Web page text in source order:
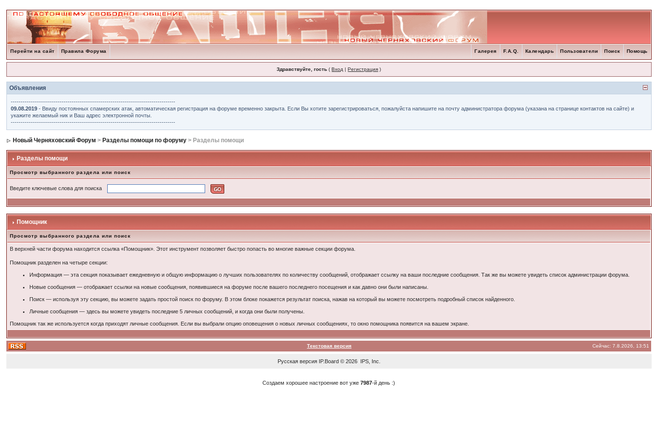
Перейти на сайт Правила Форума Помощь
Поиск
Пользователи
Календарь
F.A.Q.
Галерея
Здравствуйте, гость (Вход |Регистрация )
Объявления
------------------------------------------------------------------------------------
09.08.2019 - Ввиду постоянных спамерских атак, автоматическая регистрация на форуме временно закрыта. Если Вы хотите зарегистрироваться, пожалуйста напишите на почту администратора форума (указана на странице контактов на сайте) и
укажите желаемый ник и Ваш адрес электронной почты.
------------------------------------------------------------------------------------
Новый Черняховский Форум > Разделы помощи по форуму > Разделы помощи
Разделы помощи
Просмотр выбранного раздела или поиск
Введите ключевые слова для поиска
Помощник
Просмотр выбранного раздела или поиск
В верхней части форума находится ссылка «Помощник». Этот инструмент позволяет быстро попасть во многие важные секции форума.
Помощник разделен на четыре секции:
Информация — эта секция показывает ежедневную и общую информацию о лучших пользователях по количеству сообщений, отображает ссылку на ваши последние сообщения. Так же вы можете увидеть список администрации форума.
Новые сообщения — отображает ссылки на новые сообщения, появившиеся на форуме после вашего последнего посещения и как давно они были написаны.
Поиск — используя эту секцию, вы можете задать простой поиск по форуму. В этом блоке покажется результат поиска, нажав на который вы можете посмотреть подробный список найденного.
Личные сообщения — здесь вы можете увидеть последние 5 личных сообщений, и когда они были получены.
Помощник так же используется когда приходят личные сообщения. Если вы выбрали опцию оповещения о новых личных сообщениях, то окно помощника появится на вашем экране.
Текстовая версия Сейчас: 7.8.2026, 13:51
Русская версия IP.Board© 2026 IPS, Inc
Создаем хорошее настроение вот уже7987-й день :)